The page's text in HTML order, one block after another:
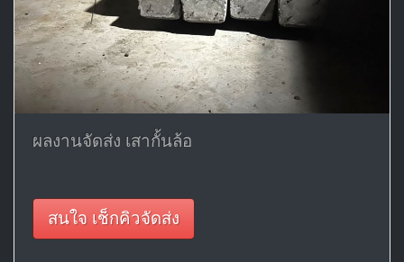
ผลงานจัดส่ง เสากั้นล้อ
สนใจ เช็กคิวจัดส่ง